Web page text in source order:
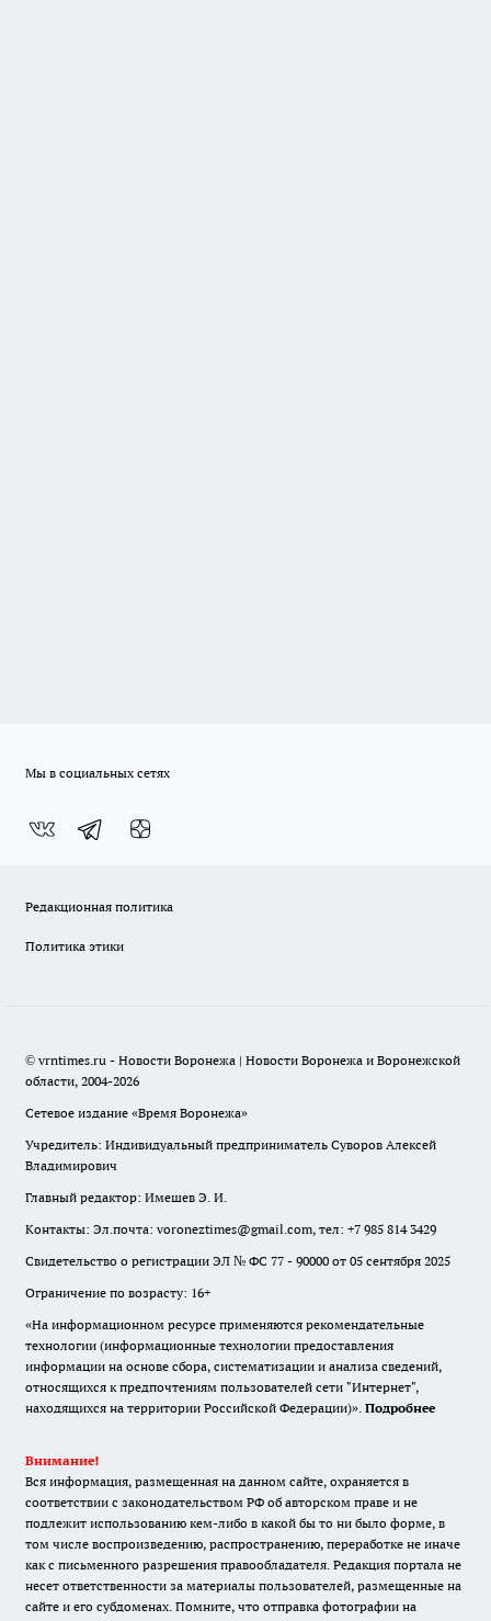
Мы в социальных сетях
Редакционная политика
Политика этики
© vrntimes.ru - Новости Воронежа | Новости Воронежа и Воронежской
области, 2004-2026
Сетевое издание «Время Воронежа»
Учредитель: Индивидуальный предприниматель Суворов Алексей
Владимирович
Главный редактор: Имешев Э. И.
Контакты: Эл.почта: voroneztimes@gmail.com, тел: +7 985 814 3429
Свидетельство о регистрации ЭЛ № ФС 77 - 90000 от 05 сентября 2025
Ограничение по возрасту: 16+
«На информационном ресурсе применяются рекомендательные
технологии (информационные технологии предоставления
информации на основе сбора, систематизации и анализа сведений,
относящихся к предпочтениям пользователей сети "Интернет",
находящихся на территории Российской Федерации)». Подробнее
Внимание!
Вся информация, размещенная на данном сайте, охраняется в
соответствии с законодательством РФ об авторском праве и не
подлежит использованию кем-либо в какой бы то ни было форме, в
том числе воспроизведению, распространению, переработке не иначе
как с письменного разрешения правообладателя. Редакция портала не
несет ответственности за материалы пользователей, размещенные на
сайте и его субдоменах. Помните, что отправка фотографии на